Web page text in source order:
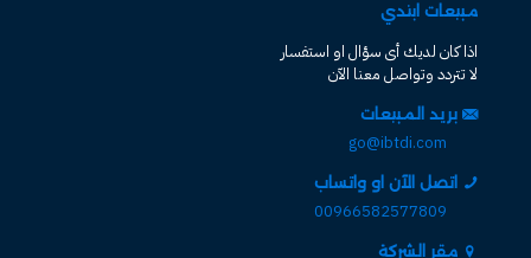
مبيعات ابتدي
اذا كان لديك أى سؤال او استفسار
لا تتردد وتواصل معنا الآن
بريد المبيعات
go@ibtdi.com
اتصل الآن او واتساب
00966582577809
مقر الشركة